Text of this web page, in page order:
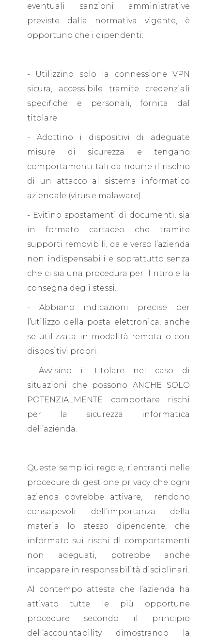
eventuali sanzioni amministrative
previste dalla normativa vigente, è
opportuno che i dipendenti:
- Utilizzino solo la connessione VPN
sicura, accessibile tramite credenziali
specifiche e personali, fornita dal
titolare.
- Adottino i dispositivi di adeguate
misure di sicurezza e tengano
comportamenti tali da ridurre il rischio
di un attacco al sistema informatico
aziendale (virus e malaware).
- Evitino spostamenti di documenti, sia
in formato cartaceo che tramite
supporti removibili, da e verso l’azienda
non indispensabili e soprattutto senza
che ci sia una procedura per il ritiro e la
consegna degli stessi.
- Abbiano indicazioni precise per
l’utilizzo della posta elettronica, anche
se utilizzata in modalità remota o con
dispositivi propri.
- Avvisino il titolare nel caso di
situazioni che possono ANCHE SOLO
POTENZIALMENTE comportare rischi
per la sicurezza informatica
dell’azienda.
Queste semplici regole, rientranti nelle
procedure di gestione privacy che ogni
azienda dovrebbe attivare, rendono
consapevoli dell’importanza della
materia lo stesso dipendente, che
informato sui rischi di comportamenti
non adeguati, potrebbe anche
incappare in responsabilità disciplinari.
Al contempo attesta che l’azienda ha
attivato tutte le più opportune
procedure secondo il principio
dell’accountability dimostrando la